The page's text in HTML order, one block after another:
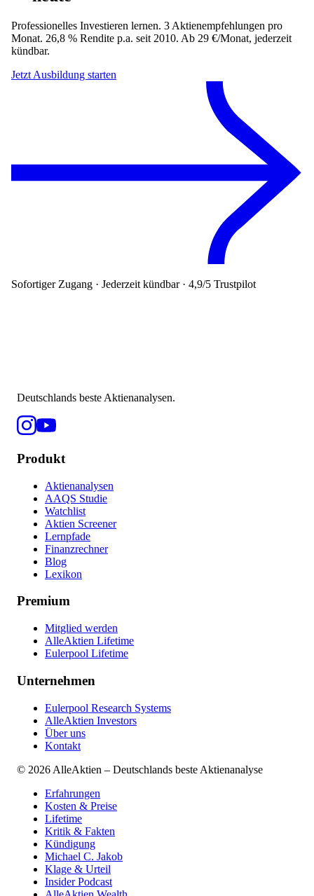
Professionelles Investieren lernen. 3 Aktienempfehlungen pro
Monat. 26,8 % Rendite p.a. seit 2010. Ab 29 €/Monat, jederzeit
kündbar.
Jetzt Ausbildung starten
Sofortiger Zugang · Jederzeit kündbar · 4,9/5 Trustpilot
Deutschlands beste Aktienanalysen.
Produkt
Aktienanalysen
AAQS Studie
Watchlist
Aktien Screener
Lernpfade
Finanzrechner
Blog
Lexikon
Premium
Mitglied werden
AlleAktien Lifetime
Eulerpool Lifetime
Unternehmen
Eulerpool Research Systems
AlleAktien Investors
Über uns
Kontakt
© 2026 AlleAktien – Deutschlands beste Aktienanalyse
Erfahrungen
Kosten & Preise
Lifetime
Kritik & Fakten
Kündigung
Michael C. Jakob
Klage & Urteil
Insider Podcast